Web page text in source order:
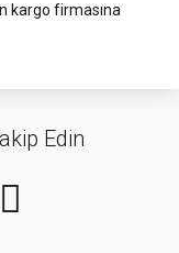
kargo firmasına
Edin